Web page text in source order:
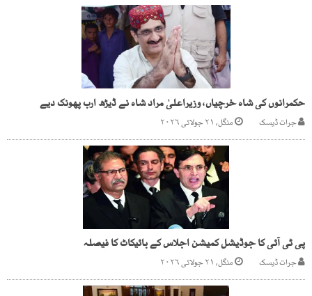
حکمرانوں کی شاہ خرچیاں، وزیراعلیٰ مراد شاہ نے ڈیڑھ ارب پھونک دیے
جرات ڈیسک منگل, ۲۱ جولائی ۲۰۲۶
پی ٹی آئی کا جوڈیشل کمیشن اجلاس کے بائیکاٹ کا فیصلہ
جرات ڈیسک منگل, ۲۱ جولائی ۲۰۲۶